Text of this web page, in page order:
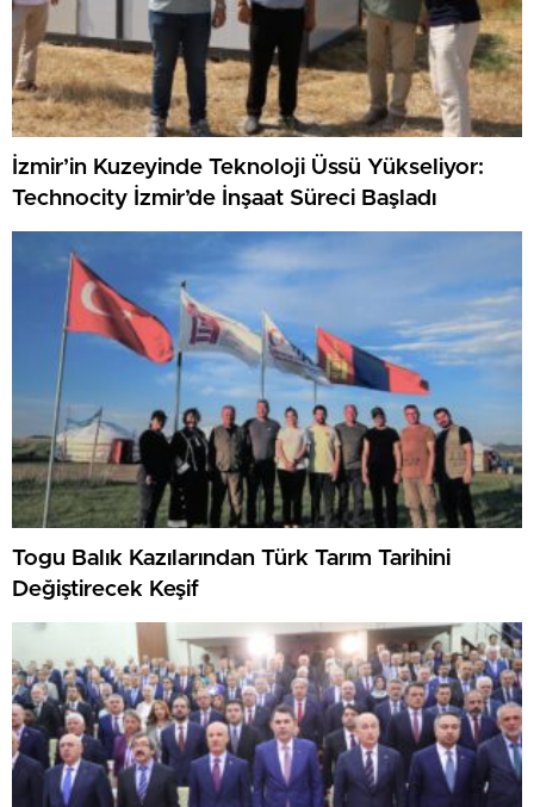
İzmir’in Kuzeyinde Teknoloji Üssü Yükseliyor:
Technocity İzmir’de İnşaat Süreci Başladı
Togu Balık Kazılarından Türk Tarım Tarihini
Değiştirecek Keşif